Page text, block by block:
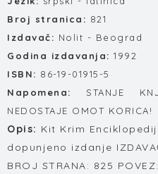
Broj stranica: 821
Izdavač: Nolit - Beograd
Godina izdavanja: 1992
ISBN: 86-19-01915-5
Napomena:
STANJE
NEDOSTAJE OMOT KORICA!
Opis: Kit Krim
dopunjeno izdanje
BROJ STRANA: 825